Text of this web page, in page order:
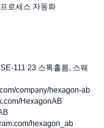
로세스 자동화
111 23 스톡홀름, 스웨
company/hexagon-ab
HexagonAB
hexagon_ab